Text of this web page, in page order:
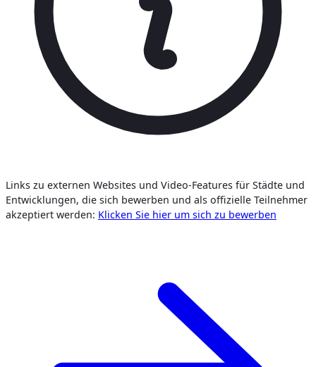
Links zu externen Websites und Video-Features für Städte und
Entwicklungen, die sich bewerben und als offizielle Teilnehmer
akzeptiert werden: Klicken Sie hier um sich zu bewerben